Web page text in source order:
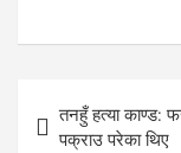
navigation
तनहुँ हत्या काण्ड:
पक्राउ परेका थिए